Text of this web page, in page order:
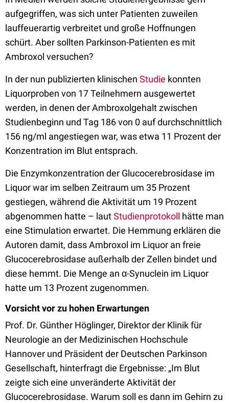
aufgegriffen, was sich unter Patienten zuweilen
lauffeuerartig verbreitet und große Hoffnungen
schürt. Aber sollten Parkinson-Patienten es mit
Ambroxol versuchen?
In der nun publizierten klinischen Studie konnten
Liquorproben von 17 Teilnehmern ausgewertet
werden, in denen der Ambroxolgehalt zwischen
Studienbeginn und Tag 186 von 0 auf durchschnittlich
156 ng/ml angestiegen war, was etwa 11 Prozent der
Konzentration im Blut entsprach.
Die Enzymkonzentration der Glucocerebrosidase im
Liquor war im selben Zeitraum um 35 Prozent
gestiegen, während die Aktivität um 19 Prozent
abgenommen hatte – lautStudienprotokoll hätte man
eine Stimulation erwartet. Die Hemmung erklären die
Autoren damit, dass Ambroxol im Liquor an freie
Glucocerebrosidase außerhalb der Zellen bindet und
diese hemmt. Die Menge an α-Synuclein im Liquor
hatte um 13 Prozent zugenommen.
Vorsicht vor zu hohen Erwartungen
Prof. Dr. Günther Höglinger, Direktor der Klinik für
Neurologie an der Medizinischen Hochschule
Hannover und Präsident der Deutschen Parkinson
Gesellschaft, hinterfragt die Ergebnisse: „Im Blut
zeigte sich eine unveränderte Aktivität der
Glucocerebrosidase. Warum soll es dann im Gehirn zu